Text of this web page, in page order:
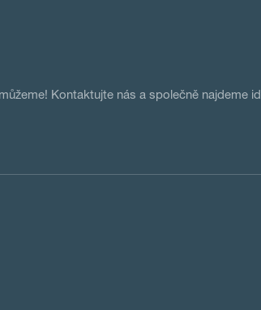
Kontaktujte nás a společně najdeme